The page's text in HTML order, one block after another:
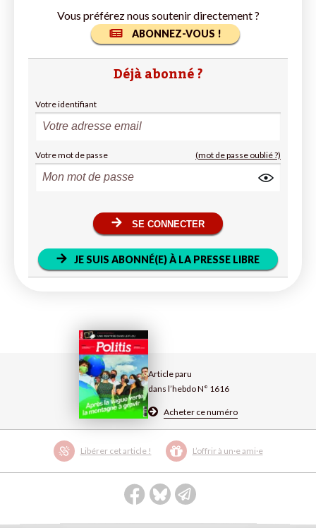
Article paru
dans l’hebdo N° 1616
Acheter ce numéro
Libérer cet article ! L’offrir à un·e ami·e
Vous préférez nous soutenir directement ?
ABONNEZ-VOUS !
Déjà abonné ?
Votre identifiant
Votre mot de passe (mot de passe oublié ?)
SE CONNECTER
JE SUIS ABONNÉ(E) À LA PRESSE LIBRE